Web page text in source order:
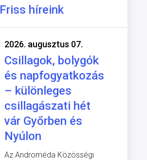
Friss híreink
2026. augusztus 07.
Csillagok, bolygók
és napfogyatkozás
– különleges
csillagászati hét
vár Győrben és
Nyúlon
Az Androméda Közösségi